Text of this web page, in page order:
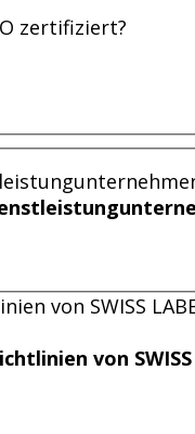
zertifiziert?
von SWISS
von